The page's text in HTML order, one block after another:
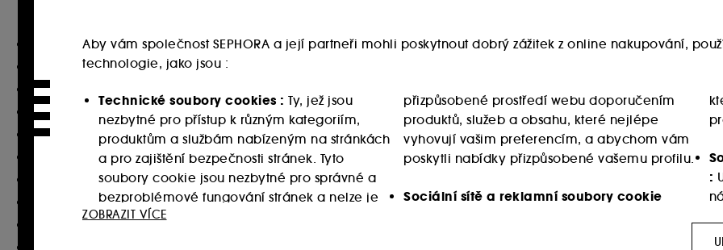
Damska kosmeticka sada
Damska kosmetika
Damska vune calvin klein
Damske parfemy chanel
Damsky deodorant
Damsky vibrator
Darek pro dedecka k vanocum
Darek pro manzela na vanoce
Darek pro manzelku na vanoce
Denni krem s kyselinou hyaluronovou
Deodorant pro zeny
Deodorant roll-on
Deodorant ve spreji
Dior capture totale
Aby vám společnost SEPHORA a její partneři mohli poskytnout dobrý zážitek z online nakupování,
technologie, jako jsou :
Technické soubory cookies : Ty, jež jsou
nezbytné pro přístup k různým kategoriím,
produktům a službám nabízeným na stránkách
a pro zajištění bezpečnosti stránek. Tyto
soubory cookie jsou nezbytné pro správné a
bezproblémové fungování stránek a nelze je
deaktivovat.
přizpůsobené prostředí webu doporučením
produktů, služeb a obsahu, které nejlépe
vyhovují vašim preferencím, a abychom vám
poskytli nabídky přizpůsobené vašemu profilu.
Sociální sítě a reklamní soubory cookie
:
ZOBRAZIT VÍCE